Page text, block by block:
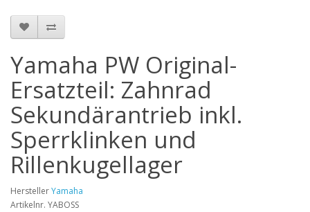
Yamaha PW Original-
Ersatzteil: Zahnrad
Sekundärantrieb inkl.
Sperrklinken und
Rillenkugellager
HerstellerYamaha
Artikelnr. YABOSS